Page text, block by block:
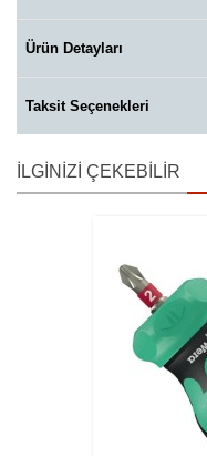
Ürün Detayları
Taksit Seçenekleri
İLGINIZI ÇEKEBILIR